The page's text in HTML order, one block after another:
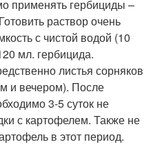
применять гербициды –
раствор очень
с чистой водой (10
мл. гербицида.
листья сорняков
и вечером). После
3-5 суток не
с картофелем. Также не
в этот период.